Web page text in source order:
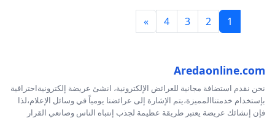
1
2
3
4
»
Aredaonline.com
نحن نقدم استضافة مجانية للعرائض الإلكترونية، انشئ عريضة إلكترونيةاحترافية
بإستخدام خدمتناالمميزة،يتم الإشارة إلى عرائضنا يومياً في وسائل الإعلام،لذا
فإن إنشائك عريضة يعتبر طريقة عظيمة لجذب إنتباه الناس وصانعي القرار